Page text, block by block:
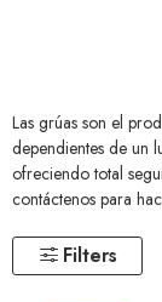
Las grúas son el
dependientes de un
ofreciendo total
contáctenos para
Filters